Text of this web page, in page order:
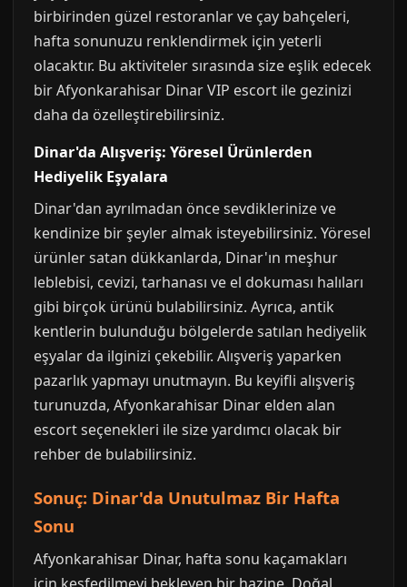
birbirinden güzel restoranlar ve çay bahçeleri,
hafta sonunuzu renklendirmek için yeterli
olacaktır. Bu aktiviteler sırasında size eşlik edecek
bir Afyonkarahisar Dinar VIP escort ile gezinizi
daha da özelleştirebilirsiniz.
Dinar'da Alışveriş: Yöresel Ürünlerden
Hediyelik Eşyalara
Dinar'dan ayrılmadan önce sevdiklerinize ve
kendinize bir şeyler almak isteyebilirsiniz. Yöresel
ürünler satan dükkanlarda, Dinar'ın meşhur
leblebisi, cevizi, tarhanası ve el dokuması halıları
gibi birçok ürünü bulabilirsiniz. Ayrıca, antik
kentlerin bulunduğu bölgelerde satılan hediyelik
eşyalar da ilginizi çekebilir. Alışveriş yaparken
pazarlık yapmayı unutmayın. Bu keyifli alışveriş
turunuzda, Afyonkarahisar Dinar elden alan
escort seçenekleri ile size yardımcı olacak bir
rehber de bulabilirsiniz.
Sonuç: Dinar'da Unutulmaz Bir Hafta
Sonu
Afyonkarahisar Dinar, hafta sonu kaçamakları